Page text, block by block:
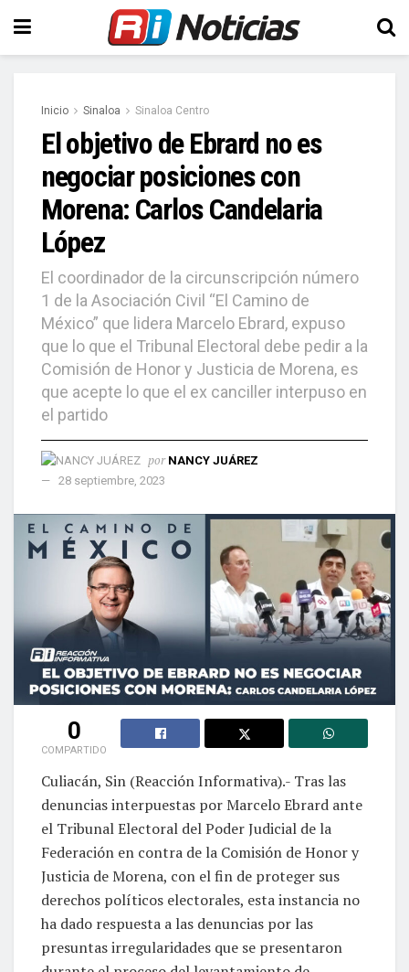
Inicio Sinaloa Sinaloa Centro
El objetivo de Ebrard no es
negociar posiciones con
Morena: Carlos Candelaria
López
El coordinador de la circunscripción número
1 de la Asociación Civil “El Camino de
México” que lidera Marcelo Ebrard, expuso
que lo que el Tribunal Electoral debe pedir a la
Comisión de Honor y Justicia de Morena, es
que acepte lo que el ex canciller interpuso en
el partido
por NANCY JUÁREZ
28 septiembre, 2023
0
COMPARTIDO
Culiacán, Sin (Reacción Informativa).- Tras las
denuncias interpuestas por Marcelo Ebrard ante
el Tribunal Electoral del Poder Judicial de la
Federación en contra de la Comisión de Honor y
Justicia de Morena, con el fin de proteger sus
derechos políticos electorales, esta instancia no
ha dado respuesta a las denuncias por las
presuntas irregularidades que se presentaron